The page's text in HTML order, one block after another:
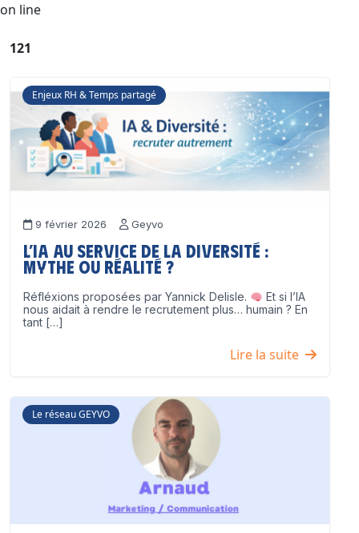
on line
121
Enjeux RH & Temps partagé
9 février 2026 Geyvo
L’IA au service de la diversité :
mythe ou réalité ?
Réfléxions proposées par Yannick Delisle.
Et si l’IA
nous aidait à rendre le recrutement plus… humain ? En
tant […]
Lire la suite
Le réseau GEYVO